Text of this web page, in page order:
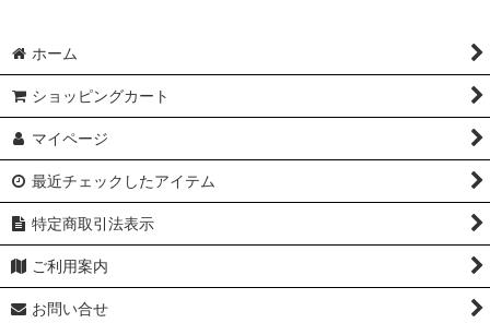
ホーム
ショッピングカート
マイページ
最近チェックしたアイテム
特定商取引法表示
ご利用案内
お問い合せ